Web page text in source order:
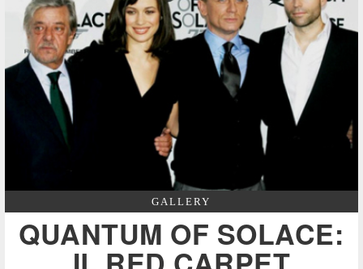
GALLERY
QUANTUM OF SOLACE: